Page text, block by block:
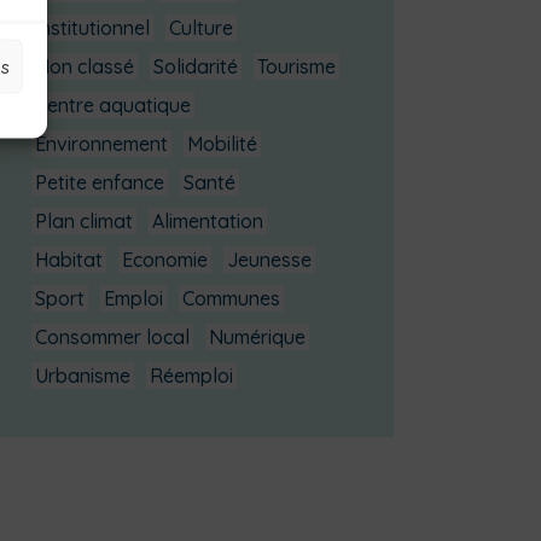
Institutionnel
Culture
Non classé
Solidarité
Tourisme
Centre aquatique
Environnement
Mobilité
Petite enfance
Santé
Plan climat
Alimentation
Habitat
Economie
Jeunesse
Sport
Emploi
Communes
Consommer local
Numérique
Urbanisme
Réemploi